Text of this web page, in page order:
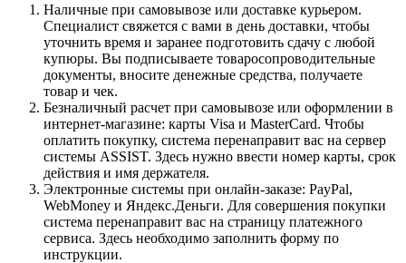
Наличные при самовывозе или доставке курьером.
Специалист свяжется с вами в день доставки, чтобы
уточнить время и заранее подготовить сдачу с любой
купюры. Вы подписываете товаросопроводительные
документы, вносите денежные средства, получаете
товар и чек.
Безналичный расчет при самовывозе или оформлении в
интернет-магазине: карты Visa и MasterCard. Чтобы
оплатить покупку, система перенаправит вас на сервер
системы ASSIST. Здесь нужно ввести номер карты, срок
действия и имя держателя.
Электронные системы при онлайн-заказе: PayPal,
WebMoney и Яндекс.Деньги. Для совершения покупки
система перенаправит вас на страницу платежного
сервиса. Здесь необходимо заполнить форму по
инструкции.